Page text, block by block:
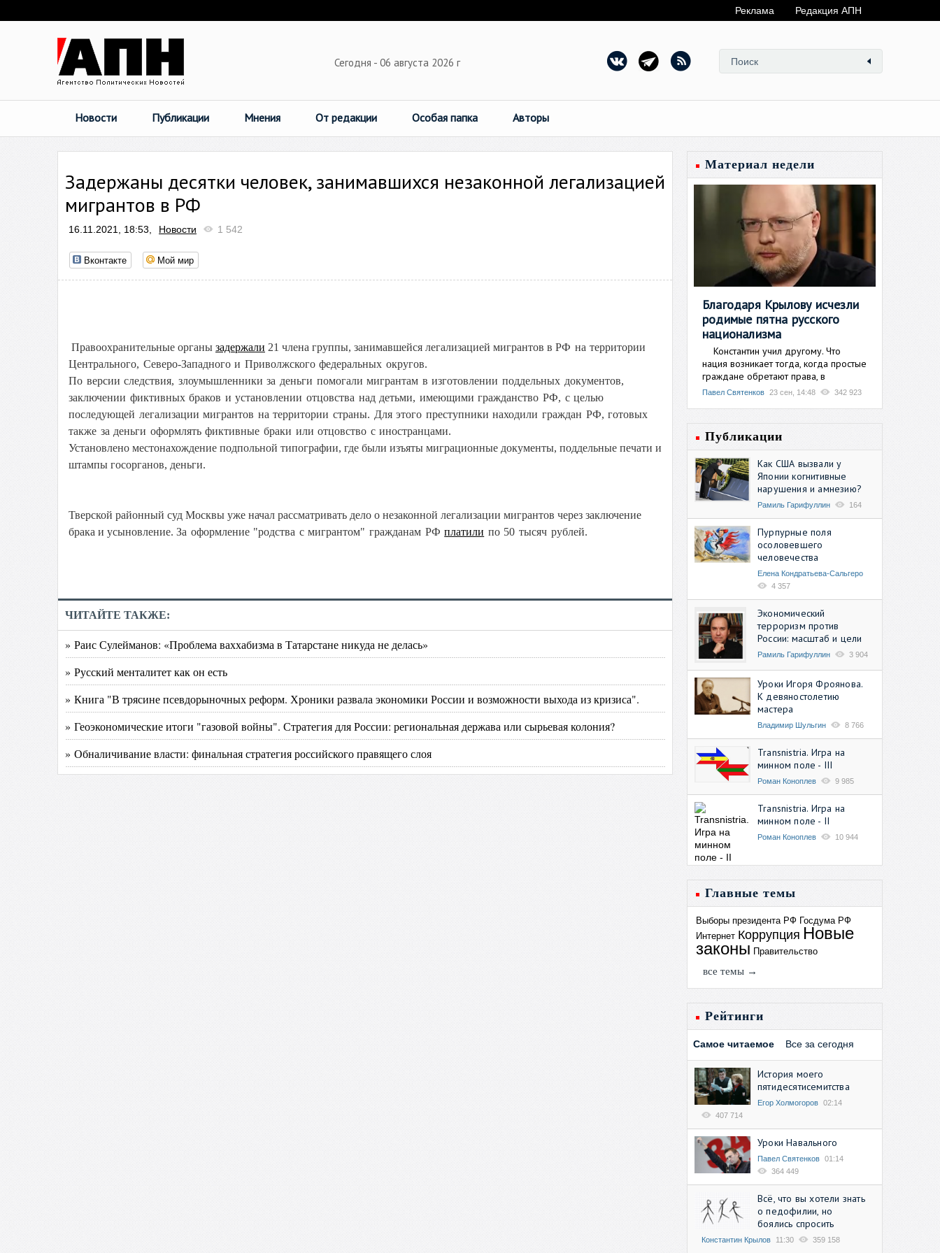
Реклама Редакция АПН
Сегодня - 06 августа 2026 г
Новости Публикации Мнения От редакции Особая папка Авторы
Задержаны десятки человек, занимавшихся незаконной легализацией
мигрантов в РФ
16.11.2021, 18:53, Новости 1 542
Вконтакте Мой мир
Правоохранительные органы задержали 21 члена группы, занимавшейся легализацией мигрантов в РФ на территории
Центрального, Северо-Западного и Приволжского федеральных округов.
По версии следствия, злоумышленники за деньги помогали мигрантам в изготовлении поддельных документов,
заключении фиктивных браков и установлении отцовства над детьми, имеющими гражданство РФ, с целью
последующей легализации мигрантов на территории страны. Для этого преступники находили граждан РФ, готовых
также за деньги оформлять фиктивные браки или отцовство с иностранцами.
Установлено местонахождение подпольной типографии, где были изъяты миграционные документы, поддельные печати и
штампы госорганов, деньги.
Тверской районный суд Москвы уже начал рассматривать дело о незаконной легализации мигрантов через заключение
брака и усыновление. За оформление "родства с мигрантом" гражданам РФплатили по 50 тысяч рублей.
ЧИТАЙТЕ ТАКЖЕ:
» Раис Сулейманов: «Проблема ваххабизма в Татарстане никуда не делась»
» Русский менталитет как он есть
» Книга "В трясине псевдорыночных реформ. Хроники развала экономики России и возможности выхода из кризиса".
» Геоэкономические итоги "газовой войны". Стратегия для России: региональная держава или сырьевая колония?
» Обналичивание власти: финальная стратегия российского правящего слоя
Материал недели
Благодаря Крылову исчезли
родимые пятна русского
национализма
Константин учил другому. Что
нация возникает тогда, когда простые
граждане обретают права, в
Павел Святенков 23 сен, 14:48 342 923
Публикации
Как США вызвали у
Японии когнитивные
нарушения и амнезию?
Рамиль Гарифуллин 164
Пурпурные поля
осоловевшего
человечества
Елена Кондратьева-Сальгеро
4 357
Экономический
терроризм против
России: масштаб и цели
Рамиль Гарифуллин 3 904
Уроки Игоря Фроянова.
К девяностолетию
мастера
Владимир Шульгин 8 766
Transnistria. Игра на
минном поле - III
Роман Коноплев 9 985
Transnistria. Игра на
минном поле - II
Роман Коноплев 10 944
Главные темы
Выборы президента РФ Госдума РФ
Интернет Коррупция Новые
законы Правительство
все темы →
Рейтинги
Самое читаемое Все за сегодня
История моего
пятидесятисемитства
Егор Холмогоров 02:14
407 714
Уроки Навального
Павел Святенков 01:14
364 449
Всё, что вы хотели знать
о педофилии, но
боялись спросить
Константин Крылов 11:30 359 158